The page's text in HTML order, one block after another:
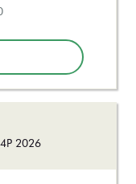
AT 2026